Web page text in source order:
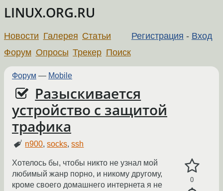
LINUX.ORG.RU
Регистрация - Вход
Новости Галерея Статьи
Форум Опросы Трекер Поиск
Форум — Mobile
Разыскивается
устройство с защитой
трафика
n900,socks,ssh
0
Хотелось бы, чтобы никто не узнал мой
любимый жанр порно, и никому другому,
кроме своего домашнего интернета я не